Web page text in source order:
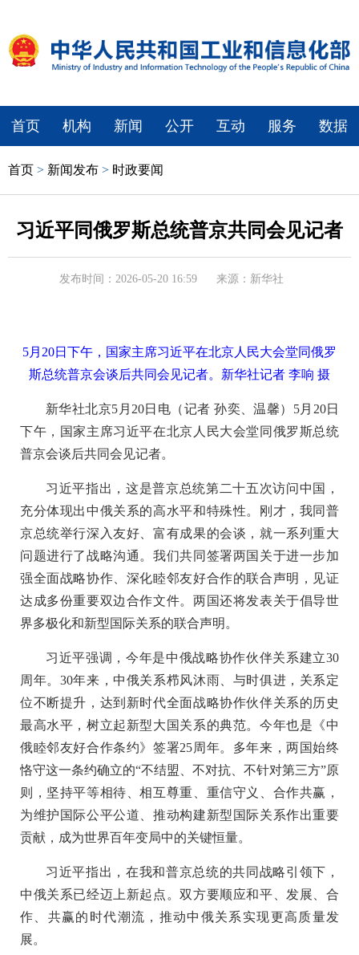
首页 机构 新闻 公开 互动 服务 数据
首页 > 新闻发布 > 时政要闻
习近平同俄罗斯总统普京共同会见记者
发布时间：2026-05-20 16:59 来源：新华社
5月20日下午，国家主席习近平在北京人民大会堂同俄罗
斯总统普京会谈后共同会见记者。 新华社记者 李响 摄
新华社北京5月20日电（记者 孙奕、温馨）5月20日
下午，国家主席习近平在北京人民大会堂同俄罗斯总统
普京会谈后共同会见记者。
习近平指出，这是普京总统第二十五次访问中国，
充分体现出中俄关系的高水平和特殊性。刚才，我同普
京总统举行深入友好、富有成果的会谈，就一系列重大
问题进行了战略沟通。我们共同签署两国关于进一步加
强全面战略协作、深化睦邻友好合作的联合声明，见证
达成多份重要双边合作文件。两国还将发表关于倡导世
界多极化和新型国际关系的联合声明。
习近平强调，今年是中俄战略协作伙伴关系建立30
周年。30年来，中俄关系栉风沐雨、与时俱进，关系定
位不断提升，达到新时代全面战略协作伙伴关系的历史
最高水平，树立起新型大国关系的典范。今年也是《中
俄睦邻友好合作条约》签署25周年。多年来，两国始终
恪守这一条约确立的“不结盟、不对抗、不针对第三方”原
则，坚持平等相待、相互尊重、重信守义、合作共赢，
为维护国际公平公道、推动构建新型国际关系作出重要
贡献，成为世界百年变局中的关键恒量。
习近平指出，在我和普京总统的共同战略引领下，
中俄关系已经迈上新起点。双方要顺应和平、发展、合
作、共赢的时代潮流，推动中俄关系实现更高质量发
展。